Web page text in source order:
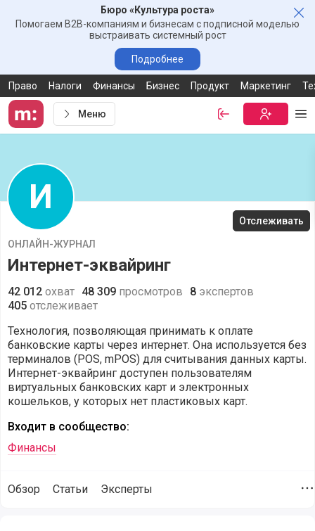
Бюро «Культура роста»
Помогаем B2B-компаниям и бизнесам с подписной моделью
выстраивать системный рост
Подробнее
Право Налоги Финансы Бизнес Продукт Маркетинг
Меню Войти
И
Отслеживать
ОНЛАЙН-ЖУРНАЛ
Интернет-эквайринг
42 012 охват 48 309 просмотров 8 экспертов
405 отслеживает
Технология, позволяющая принимать к оплате
банковские карты через интернет. Она используется без
терминалов (POS, mPOS) для считывания данных карты.
Интернет-эквайринг доступен пользователям
виртуальных банковских карт и электронных
кошельков, у которых нет пластиковых карт.
Входит в сообщество:
Финансы
Обзор Статьи Эксперты